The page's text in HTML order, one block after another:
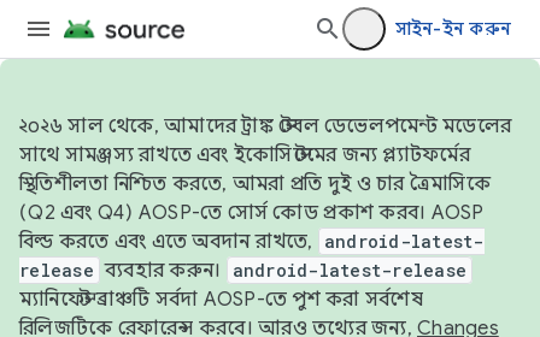
সাইন-ইন করুন
২০২৬ সাল থেকে, আমাদের ট্রাঙ্ক স্টেবল ডেভেলপমেন্ট মডেলের
সাথে সামঞ্জস্য রাখতে এবং ইকোসিস্টেমের জন্য প্ল্যাটফর্মের
স্থিতিশীলতা নিশ্চিত করতে, আমরা প্রতি দুই ও চার ত্রৈমাসিকে
(Q2 এবং Q4) AOSP-তে সোর্স কোড প্রকাশ করব। AOSP
বিল্ড করতে এবং এতে অবদান রাখতে,
android-latest-
release ব্যবহার করুন। android-latest-release
ম্যানিফেস্ট ব্রাঞ্চটি সর্বদা AOSP-তে পুশ করা সর্বশেষ
রিলিজটিকে রেফারেন্স করবে। আরও তথ্যের জন্য, Changes